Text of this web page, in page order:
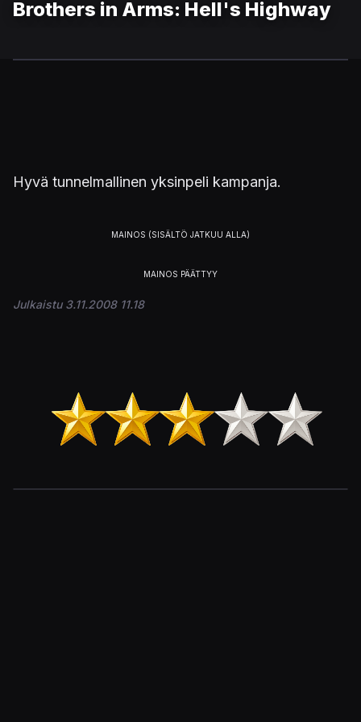
Brothers in Arms: Hell's Highway
Hyvä tunnelmallinen yksinpeli kampanja.
Julkaistu 3.11.2008 11.18